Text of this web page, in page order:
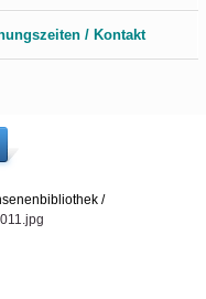
/ Kontakt
/